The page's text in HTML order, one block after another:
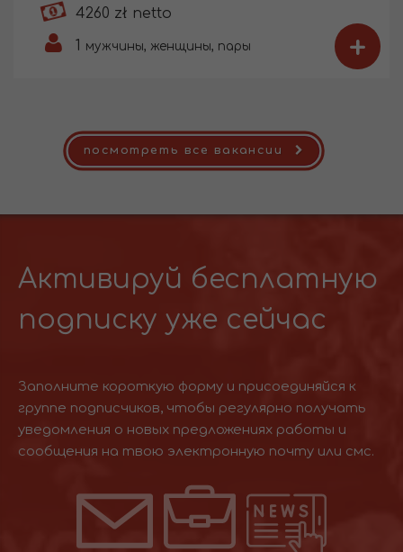
4260 zł netto
1 мужчины, женщины, пары +
посмотреть все вакансии
Активируй бесплатную
подписку уже сейчас
Заполните короткую форму и присоединяйся к
группе подписчиков, чтобы регулярно получать
уведомления о новых предложениях работы и
сообщения на твою электронную почту или смс.